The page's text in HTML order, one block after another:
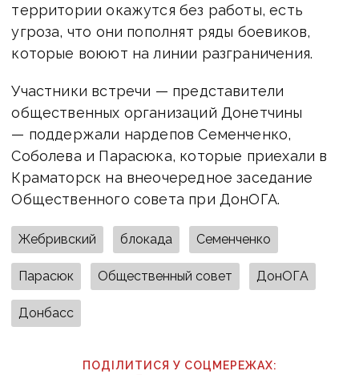
территории окажутся без работы, есть
угроза, что они пополнят ряды боевиков,
которые воюют на линии разграничения.
Участники встречи — представители
общественных организаций Донетчины
— поддержали нардепов Семенченко,
Соболева и Парасюка, которые приехали в
Краматорск на внеочередное заседание
Общественного совета при ДонОГА.
Жебривский блокада Семенченко
Парасюк Общественный совет ДонОГА
Донбасс
ПОДІЛИТИСЯ У СОЦМЕРЕЖАХ: